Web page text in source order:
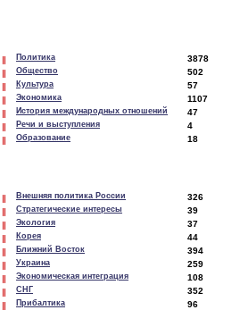
Политика 3878
Общество 502
Культура 57
Экономика 1107
История международных отношений 47
Речи и выступления 4
Образование 18
Внешняя политика России 326
Стратегические интересы 39
Экология 37
Корея 44
Ближний Восток 394
Украина 259
Экономическая интеграция 108
СНГ 352
Прибалтика 96